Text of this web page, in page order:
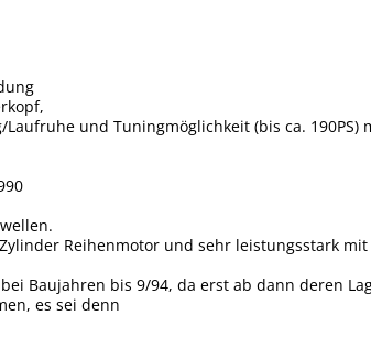
und Tuningmöglichkeit (bis ca. 190PS)
Reihenmotor und sehr leistungsstark
Baujahren bis 9/94, da erst ab dann deren
es sei denn